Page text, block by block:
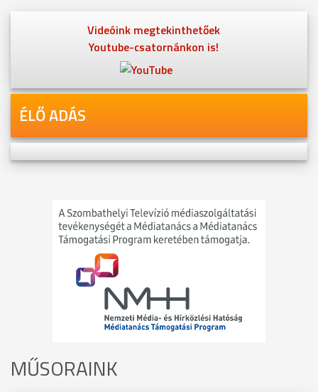
Videóink megtekinthetőek
Youtube-csatornánkon is!
ÉLŐ ADÁS
MŰSORAINK